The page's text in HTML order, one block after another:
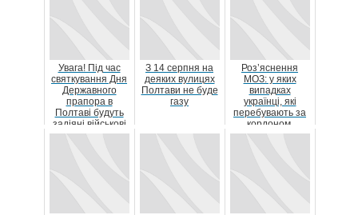
Увага! Під час
святкування Дня
Державного
прапора в
Полтаві будуть
задіяні військові
вертольоти
З 14 серпня на
деяких вулицях
Полтави не буде
газу
Роз’яснення
МОЗ: у яких
випадках
українці, які
перебувають за
кордоном,
можуть